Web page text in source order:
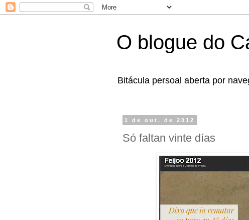
O blogue do
Bitácula persoal aberta por
1 de out. de 2012
Só faltan vinte días